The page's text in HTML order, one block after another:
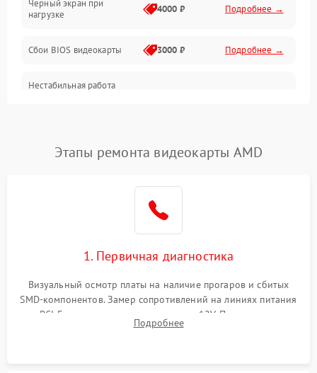
Электропитание
ПО
Электронные компоненты
Общие поломки
Механические повреждения
Черный экран при
нагрузке
4000 ₽ Подробнее →
Сбои BIOS видеокарты 3000 ₽ Подробнее →
Нестабильная работа
Этапы ремонта видеокарты AMD
1. Первичная диагностика
Визуальный осмотр платы на наличие прогаров и сбитых
SMD-компонентов. Замер сопротивлений на линиях питания
PCI-E и дополнительных разъемах 12V. Проверка на
короткое замыкание основных дросселей питания GPU и
Подробнее